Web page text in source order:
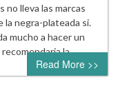
no lleva las marcas
la negra-plateada si.
mucho a hacer un
la…
Read More >>